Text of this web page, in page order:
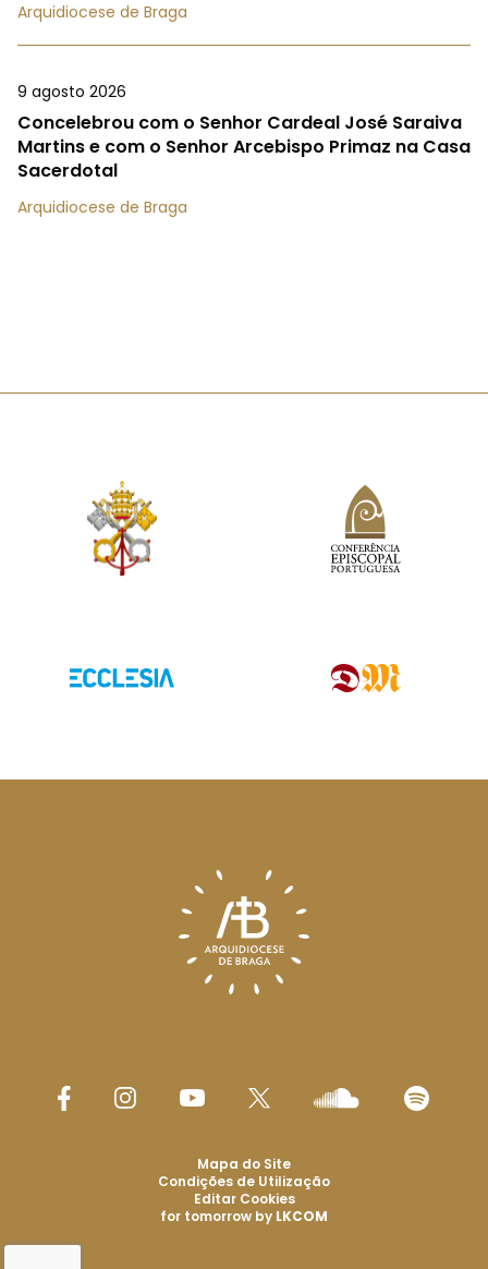
Arquidiocese de Braga
9 agosto 2026
Concelebrou com o Senhor Cardeal José Saraiva
Martins e com o Senhor Arcebispo Primaz na Casa
Sacerdotal
Arquidiocese de Braga
Mapa do Site
Condições de Utilização
Editar Cookies
for tomorrow by LKCOM